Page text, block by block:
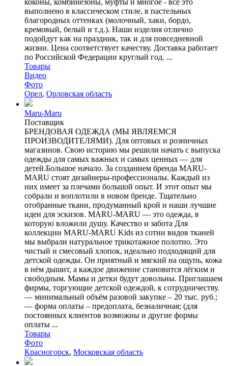
выполнено в классическом стиле, в пастельных
благородных оттенках (молочный, хаки, бордо,
кремовый, белый и т.д.). Наши изделия отлично
подойдут как на праздник, так и для повседневной
жизни. Цена соответствует качеству. Доставка работает
по Российской Федерации круглый год. ...
Товары
Видео
Фото
Орел, Орловская область
Maru-Maru
Поставщик
БРЕНДОВАЯ ОДЕЖДА (МЫ ЯВЛЯЕМСЯ
ПРОИЗВОДИТЕЛЯМИ). Для оптовых и розничных
магазинов. Свою историю мы решили начать с выпуска
одежды для самых важных и самых ценных — для
детей.Большое начало. За созданием бренда MARU-
MARU стоят дизайнеры-профессионалы. Каждый из
них имеет за плечами большой опыт. И этот опыт мы
собрали и воплотили в новом бренде. Тщательно
отобранные ткани, продуманный крой и наши лучшие
идеи для эскизов. MARU-MARU — это одежда, в
которую вложили душу. Качество и забота Для
коллекции MARU-MARU Kids из сотни видов тканей
мы выбрали натуральное трикотажное полотно. Это
чистый и смесовый хлопок, идеально подходящий для
детской одежды. Он приятный и мягкий на ощупь, кожа
в нём дышит, а каждое движение становится лёгким и
свободным. Мамы и детки будут довольны. Приглашаем
фирмы, торгующие детской одеждой, к сотрудничеству.
— минимальный объём разовой закупке – 20 тыс. руб.;
— форма оплаты – предоплата, безналичная; (для
постоянных клиентов возможны и другие формы
оплаты ...
Товары
Фото
Красногорск, Московская область